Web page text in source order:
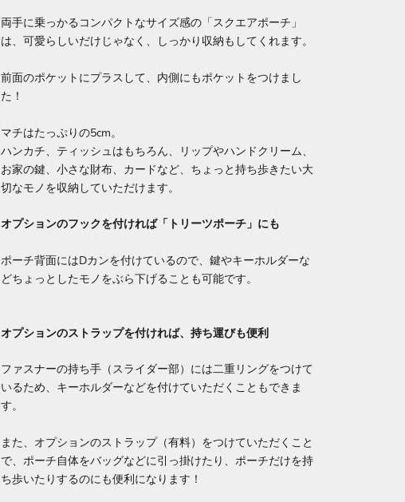
両手に乗っかるコンパクトなサイズ感の「スクエアポーチ」
は、可愛らしいだけじゃなく、しっかり収納もしてくれます。
前面のポケットにプラスして、内側にもポケットをつけまし
た！
マチはたっぷりの5cm。
ハンカチ、ティッシュはもちろん、リップやハンドクリーム、
お家の鍵、小さな財布、カードなど、ちょっと持ち歩きたい大
切なモノを収納していただけます。
オプションのフックを付ければ「トリーツポーチ」にも
ポーチ背面にはDカンを付けているので、鍵やキーホルダーな
どちょっとしたモノをぶら下げることも可能です。
オプションのストラップを付ければ、持ち運びも便利
ファスナーの持ち手（スライダー部）には二重リングをつけて
いるため、キーホルダーなどを付けていただくこともできま
す。
また、オプションのストラップ（有料）をつけていただくこと
で、ポーチ自体をバッグなどに引っ掛けたり、ポーチだけを持
ち歩いたりするのにも便利になります！